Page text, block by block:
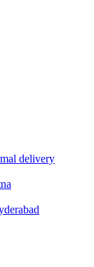
delivery